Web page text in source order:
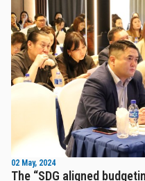
02 May, 2024
The “SDG aligned